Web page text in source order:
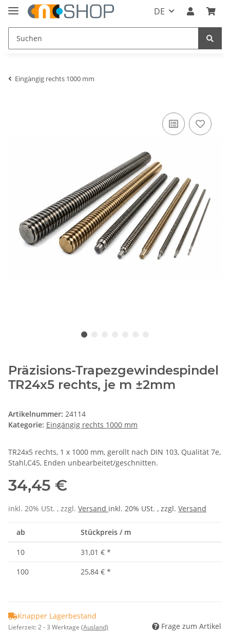
DE
Eingängig rechts 1000 mm
Präzisions-Trapezgewindespindel
TR24x5 rechts, je m ±2mm
Artikelnummer: 24114
Kategorie: Eingängig rechts 1000 mm
TR24x5 rechts, 1 x 1000 mm, gerollt nach DIN 103, Qualität 7e,
Stahl,C45, Enden unbearbeitet/geschnitten.
34,45 €
inkl. 20% USt. , zzgl. Versand inkl. 20% USt. , zzgl. Versand
ab Stückpreis / m
10 31,01 € *
100
25,84 € *
Knapper Lagerbestand
Lieferzeit:2 - 3 Werktage (Ausland) Frage zum Artikel